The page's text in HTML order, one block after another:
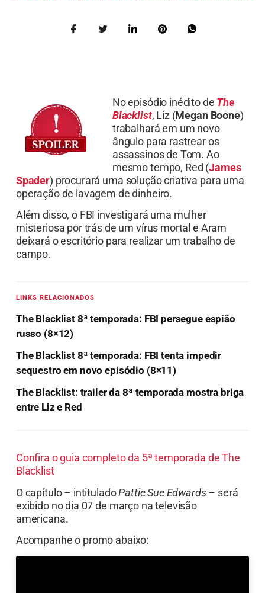
No episódio inédito de The
Blacklist, Liz (Megan Boone)
trabalhará em um novo
ângulo para rastrear os
assassinos de Tom. Ao
mesmo tempo, Red (James
Spader) procurará uma solução criativa para uma
operação de lavagem de dinheiro.
Além disso, o FBI investigará uma mulher
misteriosa por trás de um vírus mortal e Aram
deixará o escritório para realizar um trabalho de
campo.
LINKS RELACIONADOS
The Blacklist 8ª temporada: FBI persegue espião
russo (8×12)
The Blacklist 8ª temporada: FBI tenta impedir
sequestro em novo episódio (8×11)
The Blacklist: trailer da 8ª temporada mostra briga
entre Liz e Red
Confira o guia completo da 5ª temporada de The
Blacklist
O capítulo – intituladoPattie Sue Edwards– será
exibido no dia 07 de março na televisão
americana.
Acompanhe o promo abaixo: